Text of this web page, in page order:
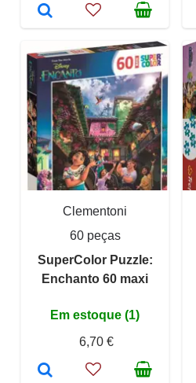
Clementoni
60 peças
SuperColor Puzzle:
Enchanto 60 maxi
Em estoque (1)
6,70 €